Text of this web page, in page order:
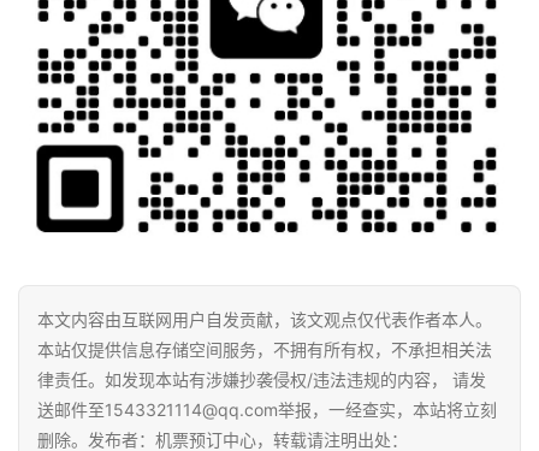
本文内容由互联网用户自发贡献，该文观点仅代表作者本人。
本站仅提供信息存储空间服务，不拥有所有权，不承担相关法
律责任。如发现本站有涉嫌抄袭侵权/违法违规的内容， 请发
送邮件至1543321114@qq.com举报，一经查实，本站将立刻
删除。发布者：机票预订中心，转载请注明出处：